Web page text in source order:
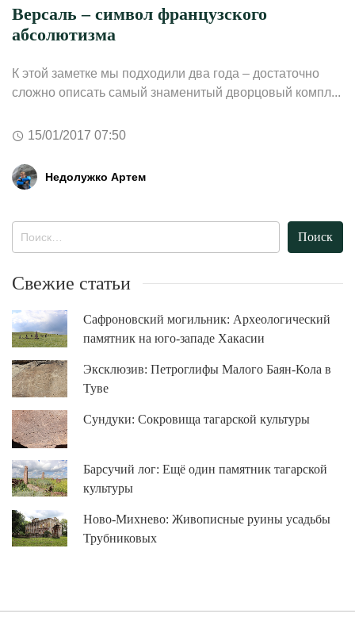
Версаль – символ французского
абсолютизма
К этой заметке мы подходили два года – достаточно
сложно описать самый знаменитый дворцовый компл...
15/01/2017 07:50
Недолужко Артем
Свежие статьи
Сафроновский могильник: Археологический
памятник на юго-западе Хакасии
Эксклюзив: Петроглифы Малого Баян-Кола в
Туве
Сундуки: Сокровища тагарской культуры
Барсучий лог: Ещё один памятник тагарской
культуры
Ново-Михнево: Живописные руины усадьбы
Трубниковых